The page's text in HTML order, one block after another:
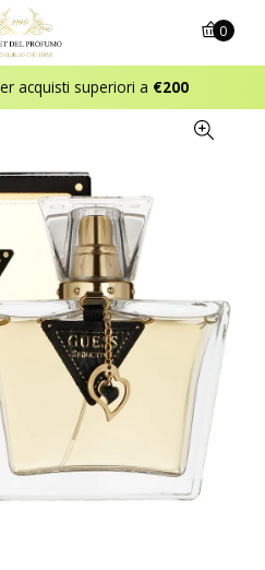
acquisti superiori a €200
0